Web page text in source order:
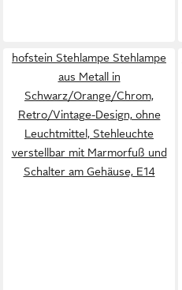
hofstein Stehlampe Stehlampe
aus Metall in
Schwarz/Orange/Chrom,
Retro/Vintage-Design, ohne
Leuchtmittel, Stehleuchte
verstellbar mit Marmorfuß und
Schalter am Gehäuse, E14